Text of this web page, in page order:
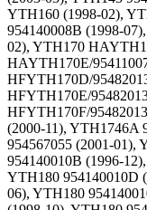
YTH160 (1998-02),
954140008B (1998-
02), YTH170
HAYTH170E/
HFYTH170D/
HFYTH170E/
HFYTH170F/
(2000-11), YTH1746A
954567055 (2001-01),
954140010B (1996-
YTH180 954140010D
06), YTH180